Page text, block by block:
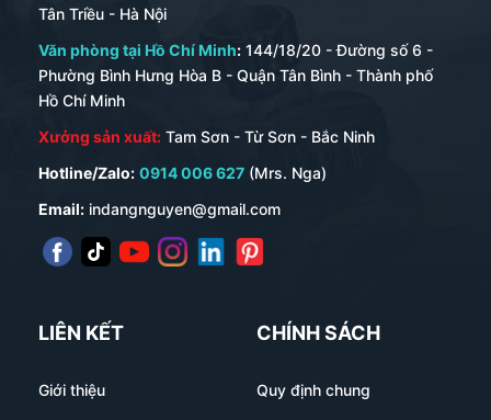
Tân Triều - Hà Nội
Văn phòng tại Hồ Chí Minh: 144/18/20 - Đường số 6 -
Phường Bình Hưng Hòa B - Quận Tân Bình - Thành phố
Hồ Chí Minh
Xưởng sản xuất: Tam Sơn - Từ Sơn - Bắc Ninh
Hotline/Zalo: 0914 006 627 (Mrs. Nga)
Email: indangnguyen@gmail.com
LIÊN KẾT
Giới thiệu
CHÍNH SÁCH
Quy định chung